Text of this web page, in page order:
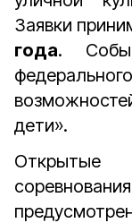
Заявки
года.
дети».